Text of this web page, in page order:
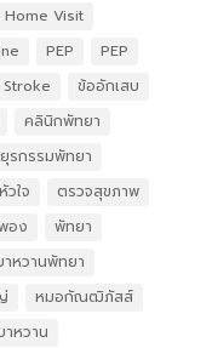
Home Visit
PEP
PEP
Stroke
ข้ออักเสบ
คลินิกพัทยา
รกรรมพัทยา
ใจ
ตรวจสุขภาพ
อง
พัทยา
าหวานพัทยา
หมอกัณฒิภัสส์
าหวาน